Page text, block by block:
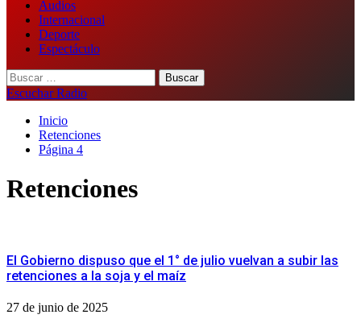
Audios
Internacional
Deporte
Espectáculo
Buscar:
Escuchar Radio
Inicio
Retenciones
Página 4
Retenciones
El Gobierno dispuso que el 1° de julio vuelvan a subir las
retenciones a la soja y el maíz
27 de junio de 2025